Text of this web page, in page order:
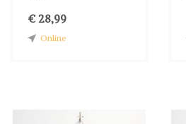
€ 28,99
Online